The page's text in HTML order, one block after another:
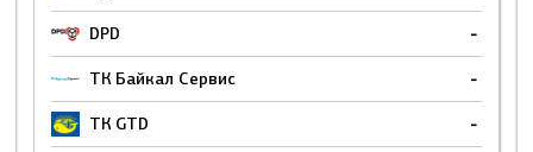
DPD -
ТК Байкал Сервис -
ТК GTD -